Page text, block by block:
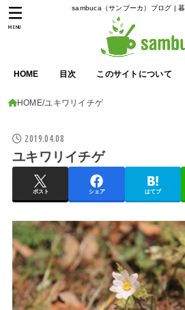
sambuca（サンブーカ）ブログ |
HOME 目次 このサイトについて
MENU
HOME ユキワリイチゲ
2019.04.08
ユキワリイチゲ
ポスト シェア はてブ